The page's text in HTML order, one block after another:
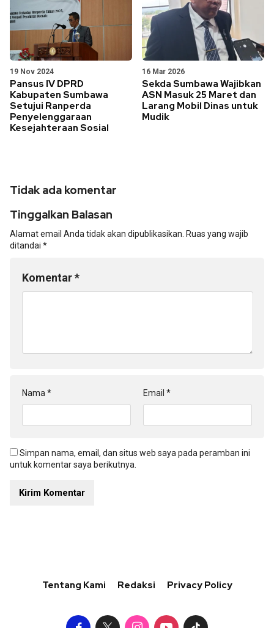
19 Nov 2024
Pansus IV DPRD
Kabupaten Sumbawa
Setujui Ranperda
Penyelenggaraan
Kesejahteraan Sosial
16 Mar 2026
Sekda Sumbawa Wajibkan
ASN Masuk 25 Maret dan
Larang Mobil Dinas untuk
Mudik
Tidak ada komentar
Tinggalkan Balasan
Alamat email Anda tidak akan dipublikasikan. Ruas yang wajib
ditandai *
Komentar*
Nama * Email *
Simpan nama, email, dan situs web saya pada peramban ini
untuk komentar saya berikutnya.
Tentang Kami Redaksi Privacy Policy